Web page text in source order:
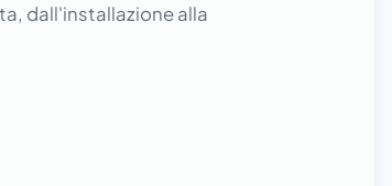
dall'installazione alla